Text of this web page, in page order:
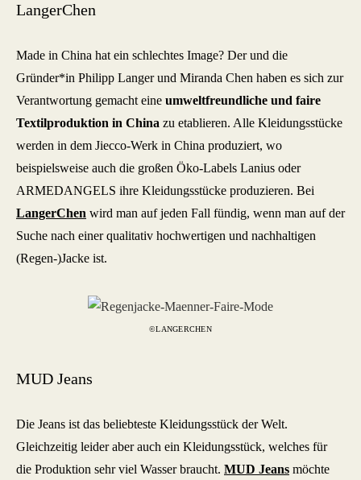
LangerChen
Made in China hat ein schlechtes Image? Der und die
Gründer*in Philipp Langer und Miranda Chen haben es sich zur
Verantwortung gemacht eine umweltfreundliche und faire
Textilproduktion in China zu etablieren. Alle Kleidungsstücke
werden in dem Jiecco-Werk in China produziert, wo
beispielsweise auch die großen Öko-Labels Lanius oder
ARMEDANGELS ihre Kleidungsstücke produzieren. Bei
LangerChen wird man auf jeden Fall fündig, wenn man auf der
Suche nach einer qualitativ hochwertigen und nachhaltigen
(Regen-)Jacke ist.
©LANGERCHEN
MUD Jeans
Die Jeans ist das beliebteste Kleidungsstück der Welt.
Gleichzeitig leider aber auch ein Kleidungsstück, welches für
die Produktion sehr viel Wasser braucht. MUD Jeans möchte